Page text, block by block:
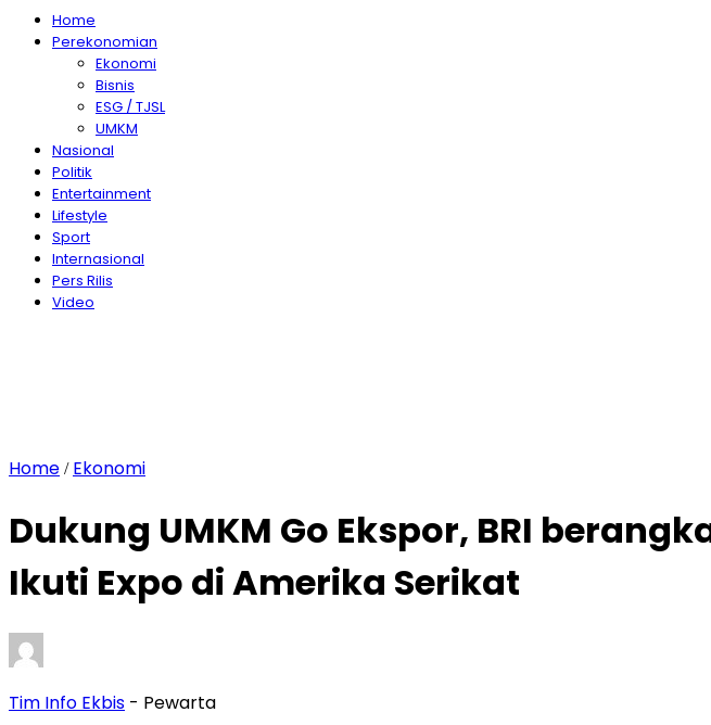
Home
Perekonomian
Ekonomi
Bisnis
ESG / TJSL
UMKM
Nasional
Politik
Entertainment
Lifestyle
Sport
Internasional
Pers Rilis
Video
Home / Ekonomi
Dukung UMKM Go Ekspor, BRI
Ikuti Expo di Amerika Serikat
Tim Info Ekbis - Pewarta